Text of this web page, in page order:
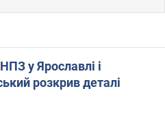
у Ярославлі і
розкрив деталі